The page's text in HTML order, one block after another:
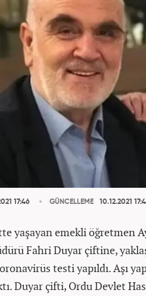
17:46 GÜNCELLEME 10.12.2021
yaşayan emekli öğretmen
Fahri Duyar çiftine,
testi yapıldı. Aşı
Duyar çifti, Ordu Devlet